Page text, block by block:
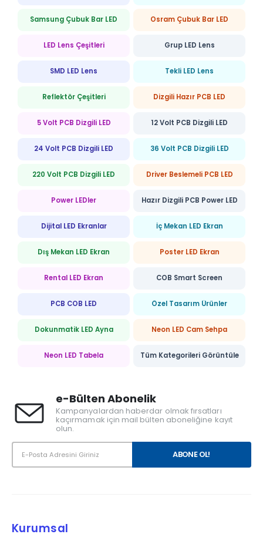
Samsung Çubuk Bar LED Osram Çubuk Bar LED
LED Lens Çeşitleri Grup LED Lens
SMD LED Lens Tekli LED Lens
Reflektör Çeşitleri Dizgili Hazır PCB LED
5 Volt PCB Dizgili LED 12 Volt PCB Dizgili LED
24 Volt PCB Dizgili LED 36 Volt PCB Dizgili LED
220 Volt PCB Dizgili LED Driver Beslemeli PCB LED
Power LEDler Hazır Dizgili PCB Power LED
Dijital LED Ekranlar İç Mekan LED Ekran
Dış Mekan LED Ekran Poster LED Ekran
Rental LED Ekran COB Smart Screen
PCB COB LED Özel Tasarım Ürünler
Dokunmatik LED Ayna Neon LED Cam Sehpa
Neon LED Tabela Tüm Kategorileri Görüntüle
e-Bülten Abonelik
Kampanyalardan haberdar olmak fırsatları
kaçırmamak için mail bülten aboneliğine kayıt
olun.
Kurumsal